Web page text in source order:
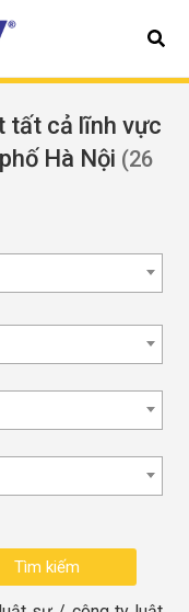
tất cả lĩnh vực
Hà Nội (26